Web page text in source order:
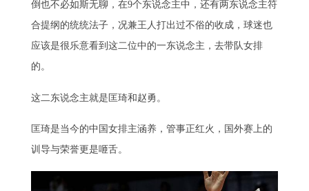
倒也不必如斯无聊，在9个东说念主中，还有两东说念主符
合提纲的统统法子，况兼王人打出过不俗的收成，球迷也
应该是很乐意看到这二位中的一东说念主，去带队女排
的。
这二东说念主就是匡琦和赵勇。
匡琦是当今的中国女排主涵养，管事正红火，国外赛上的
训导与荣誉更是咂舌。